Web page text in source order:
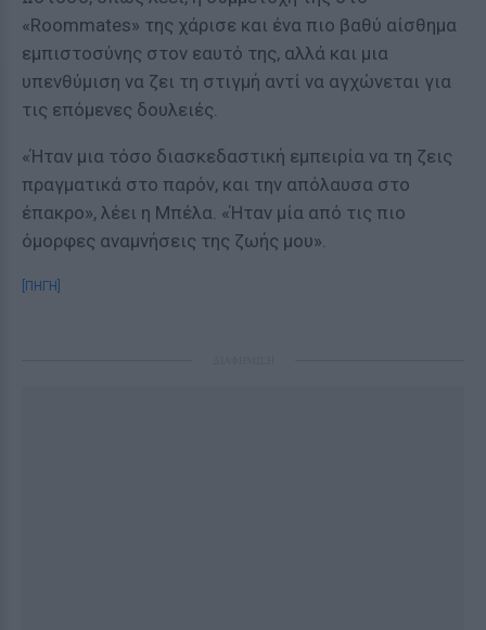
«Roommates» της χάρισε και ένα πιο βαθύ αίσθημα
εμπιστοσύνης στον εαυτό της, αλλά και μια
υπενθύμιση να ζει τη στιγμή αντί να αγχώνεται για
τις επόμενες δουλειές.
«Ήταν μια τόσο διασκεδαστική εμπειρία να τη ζεις
πραγματικά στο παρόν, και την απόλαυσα στο
έπακρο», λέει η Μπέλα. «Ήταν μία από τις πιο
όμορφες αναμνήσεις της ζωής μου».
[ΠΗΓΗ]